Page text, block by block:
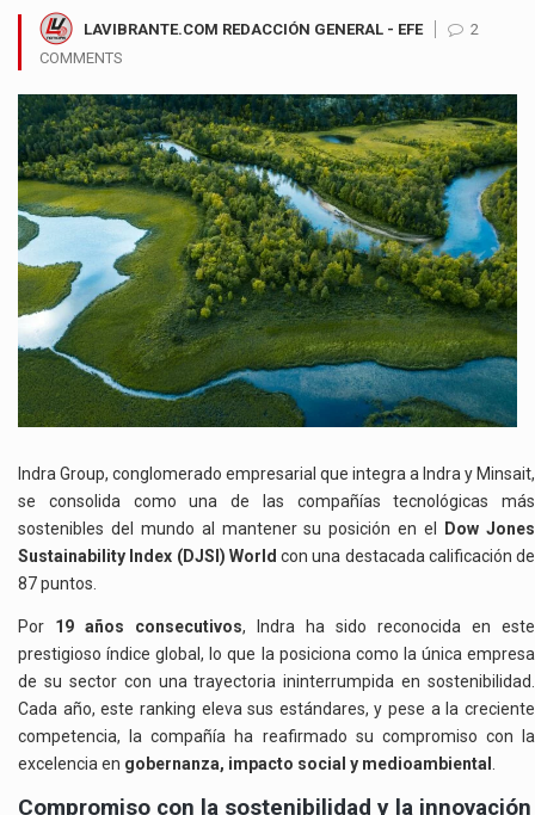
LAVIBRANTE.COM REDACCIÓN GENERAL - EFE
2
COMMENTS
Indra Group, conglomerado empresarial que integra a Indra y Minsait,
se consolida como una de las compañías tecnológicas más
sostenibles del mundo al mantener su posición en el
Dow Jones
Sustainability Index (DJSI) World con una destacada calificación de
87 puntos.
Por 19 años consecutivos, Indra ha sido reconocida en este
prestigioso índice global, lo que la posiciona como la única empresa
de su sector con una trayectoria ininterrumpida en sostenibilidad.
Cada año, este ranking eleva sus estándares, y pese a la creciente
competencia, la compañía ha reafirmado su compromiso con la
excelencia en gobernanza, impacto social y medioambiental
Compromiso con la sostenibilidad y la innovación